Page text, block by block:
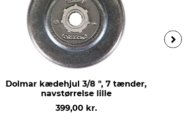
Dolmar kædehjul 3/8 ", 7 tænder,
navstørrelse lille
399,00 kr.